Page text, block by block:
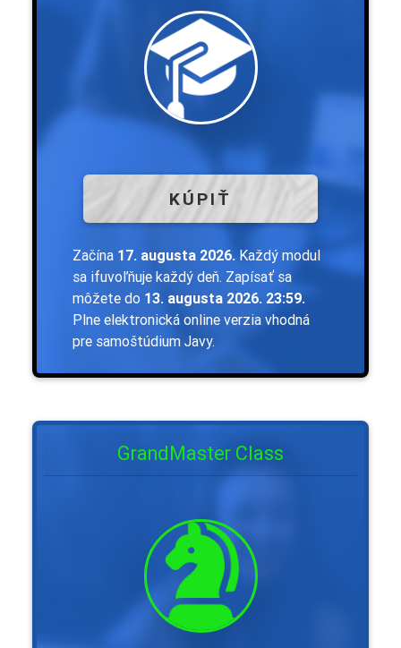
KÚPIŤ
Začína 17. augusta 2026. Každý modul
sa ifuvoľňuje každý deň. Zapísať sa
môžete do 13. augusta 2026. 23:59.
Plne elektronická online verzia vhodná
pre samoštúdium Javy.
GrandMaster Class